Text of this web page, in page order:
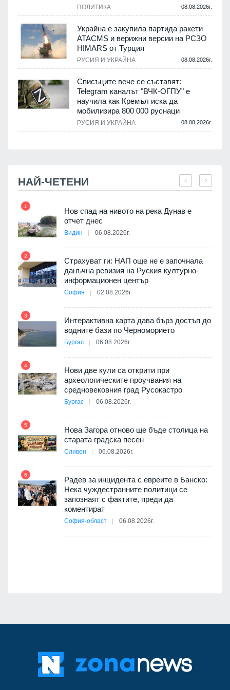
ПОЛИТИКА 08.08.2026г.
Украйна е закупила партида ракети
ATACMS и верижни версии на РСЗО
HIMARS от Турция
РУСИЯ И УКРАЙНА 08.08.2026г.
Списъците вече се съставят:
Telegram каналът "ВЧК-ОГПУ" е
научила как Кремъл иска да
мобилизира 800 000 руснаци
РУСИЯ И УКРАЙНА 08.08.2026г.
НАЙ-ЧЕТЕНИ
1
Нов спад на нивото на река Дунав е
отчет днес
Видин 06.08.2026г.
2
Страхуват ги: НАП още не е започнала
данъчна ревизия на Руския културно-
информационен център
София 02.08.2026г.
3
Интерактивна карта дава бърз достъп до
водните бази по Черноморието
Бургас 06.08.2026г.
4
Нови две кули са открити при
археологическите проучвания на
средновековния град Русокастро
Бургас 06.08.2026г.
5
Нова Загора отново ще бъде столица на
старата градска песен
Сливен 06.08.2026г.
6
Радев за инцидента с евреите в Банско:
Нека чуждестранните политици се
запознаят с фактите, преди да
коментират
София-област 06.08.2026г.